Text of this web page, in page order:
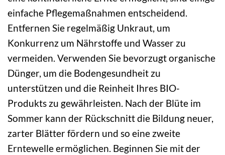
einfache Pflegemaßnahmen entscheidend.
Entfernen Sie regelmäßig Unkraut, um
Konkurrenz um Nährstoffe und Wasser zu
vermeiden. Verwenden Sie bevorzugt organische
Dünger, um die Bodengesundheit zu
unterstützen und die Reinheit Ihres BIO-
Produkts zu gewährleisten. Nach der Blüte im
Sommer kann der Rückschnitt die Bildung neuer,
zarter Blätter fördern und so eine zweite
Erntewelle ermöglichen. Beginnen Sie mit der